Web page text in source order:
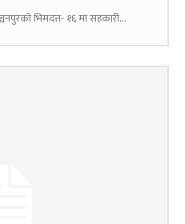
पन्त कञ्चनपुर ०५ माघ । कञ्चनपुरकाे भिमदत्त- १६ मा सहकारी...